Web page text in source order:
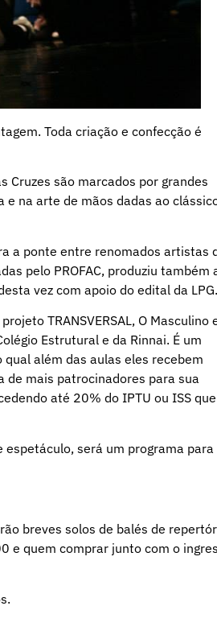
Toda criação e confecção é
Cruzes são marcados por grandes
na arte de mãos dadas ao
a ponte entre renomados artistas
pelo PROFAC, produziu também
vez com apoio do edital da LPG.
TRANSVERSAL, O Masculino
Estrutural e da Rinnai. É um
além das aulas eles recebem
de mais patrocinadores para sua
até 20% do IPTU ou ISS
espetáculo, será um programa para
breves solos de balés de
e quem comprar junto com o